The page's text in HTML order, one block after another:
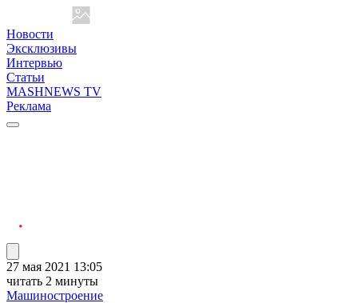
Новости
Эксклюзивы
Интервью
Статьи
MASHNEWS TV
Реклама
27 мая 2021 13:05
читать 2 минуты
Машиностроение